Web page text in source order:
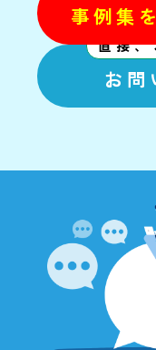
直接
お問
事例集